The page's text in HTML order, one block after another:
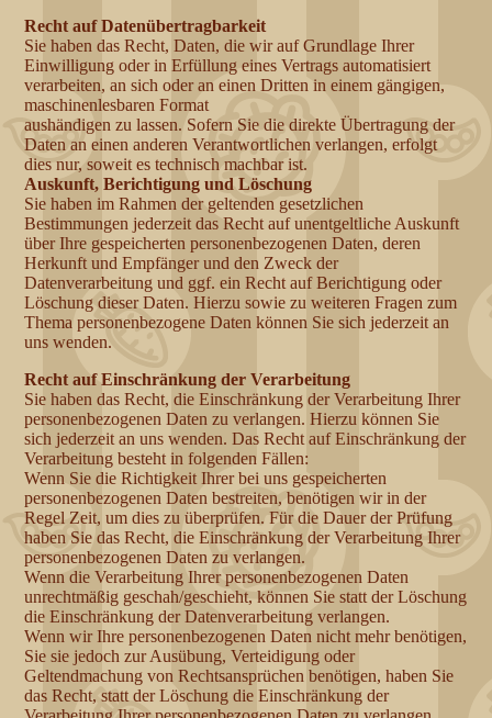
Recht auf Datenübertragbarkeit
Sie haben das Recht, Daten, die wir auf Grundlage Ihrer
Einwilligung oder in Erfüllung eines Vertrags automatisiert
verarbeiten, an sich oder an einen Dritten in einem gängigen,
maschinenlesbaren Format
aushändigen zu lassen. Sofern Sie die direkte Übertragung der
Daten an einen anderen Verantwortlichen verlangen, erfolgt
dies nur, soweit es technisch machbar ist.
Auskunft, Berichtigung und Löschung
Sie haben im Rahmen der geltenden gesetzlichen
Bestimmungen jederzeit das Recht auf unentgeltliche Auskunft
über Ihre gespeicherten personenbezogenen Daten, deren
Herkunft und Empfänger und den Zweck der
Datenverarbeitung und ggf. ein Recht auf Berichtigung oder
Löschung dieser Daten. Hierzu sowie zu weiteren Fragen zum
Thema personenbezogene Daten können Sie sich jederzeit an
uns wenden.
Recht auf Einschränkung der Verarbeitung
Sie haben das Recht, die Einschränkung der Verarbeitung Ihrer
personenbezogenen Daten zu verlangen. Hierzu können Sie
sich jederzeit an uns wenden. Das Recht auf Einschränkung der
Verarbeitung besteht in folgenden Fällen:
Wenn Sie die Richtigkeit Ihrer bei uns gespeicherten
personenbezogenen Daten bestreiten, benötigen wir in der
Regel Zeit, um dies zu überprüfen. Für die Dauer der Prüfung
haben Sie das Recht, die Einschränkung der Verarbeitung Ihrer
personenbezogenen Daten zu verlangen.
Wenn die Verarbeitung Ihrer personenbezogenen Daten
unrechtmäßig geschah/geschieht, können Sie statt der Löschung
die Einschränkung der Datenverarbeitung verlangen.
Wenn wir Ihre personenbezogenen Daten nicht mehr benötigen,
Sie sie jedoch zur Ausübung, Verteidigung oder
Geltendmachung von Rechtsansprüchen benötigen, haben Sie
das Recht, statt der Löschung die Einschränkung der